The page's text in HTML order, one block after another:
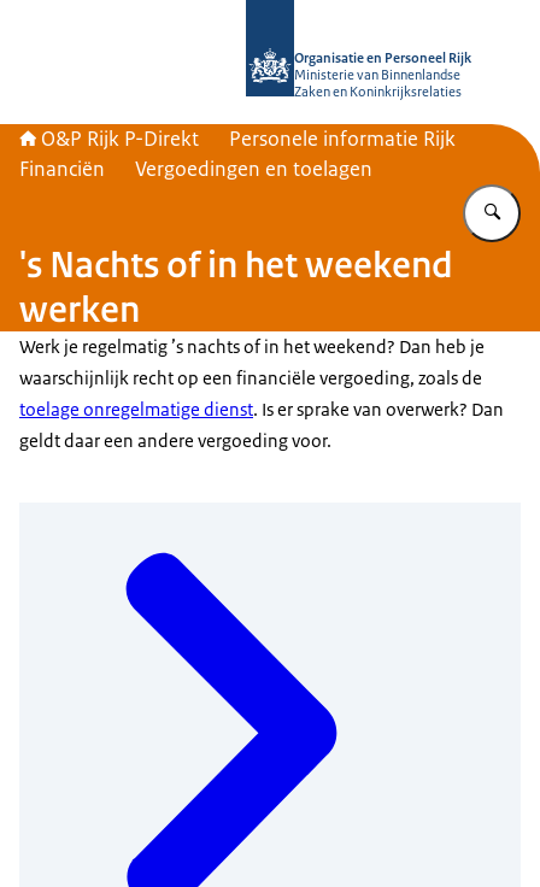
Organisatie en Personeel Rijk
Ministerie van Binnenlandse
Zaken en Koninkrijksrelaties
O&P Rijk P-Direkt
Personele informatie Rijk
Financiën
Vergoedingen en toelagen
's Nachts of in het weekend
werken
Werk je regelmatig ’s nachts of in het weekend? Dan heb je
waarschijnlijk recht op een financiële vergoeding, zoals de
toelage onregelmatige dienst. Is er sprake van overwerk? Dan
geldt daar een andere vergoeding voor.